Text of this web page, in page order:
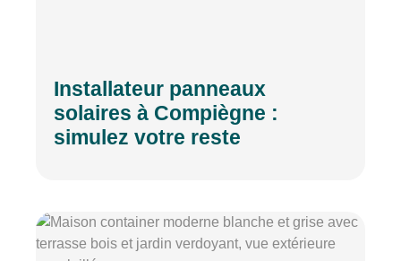
Installateur panneaux
solaires à Compiègne :
simulez votre reste